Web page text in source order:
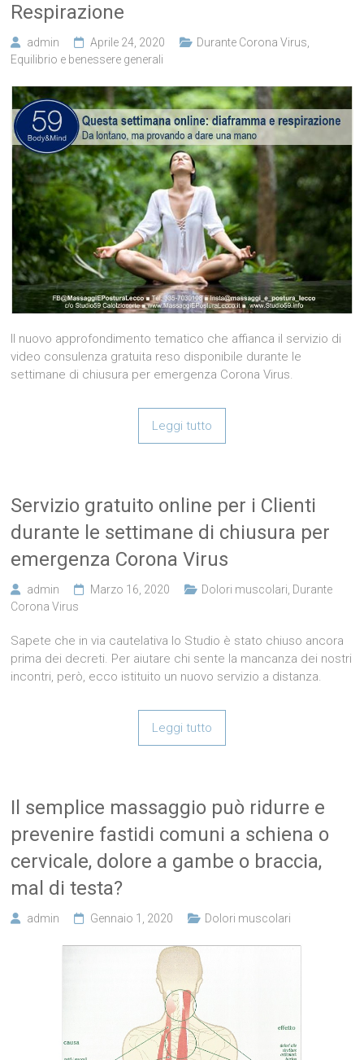
Respirazione
admin Aprile 24, 2020 Durante Corona Virus,
Equilibrio e benessere generali
Il nuovo approfondimento tematico che affianca il servizio di
video consulenza gratuita reso disponibile durante le
settimane di chiusura per emergenza Corona Virus.
Leggi tutto
Servizio gratuito online per i Clienti
durante le settimane di chiusura per
emergenza Corona Virus
admin Marzo 16, 2020 Dolori muscolari Durante
Corona Virus
Sapete che in via cautelativa lo Studio è stato chiuso ancora
prima dei decreti. Per aiutare chi sente la mancanza dei nostri
incontri, però, ecco istituito un nuovo servizio a distanza.
Leggi tutto
Il semplice massaggio può ridurre e
prevenire fastidi comuni a schiena o
cervicale, dolore a gambe o braccia,
mal di testa?
admin Gennaio 1, 2020 Dolori muscolari